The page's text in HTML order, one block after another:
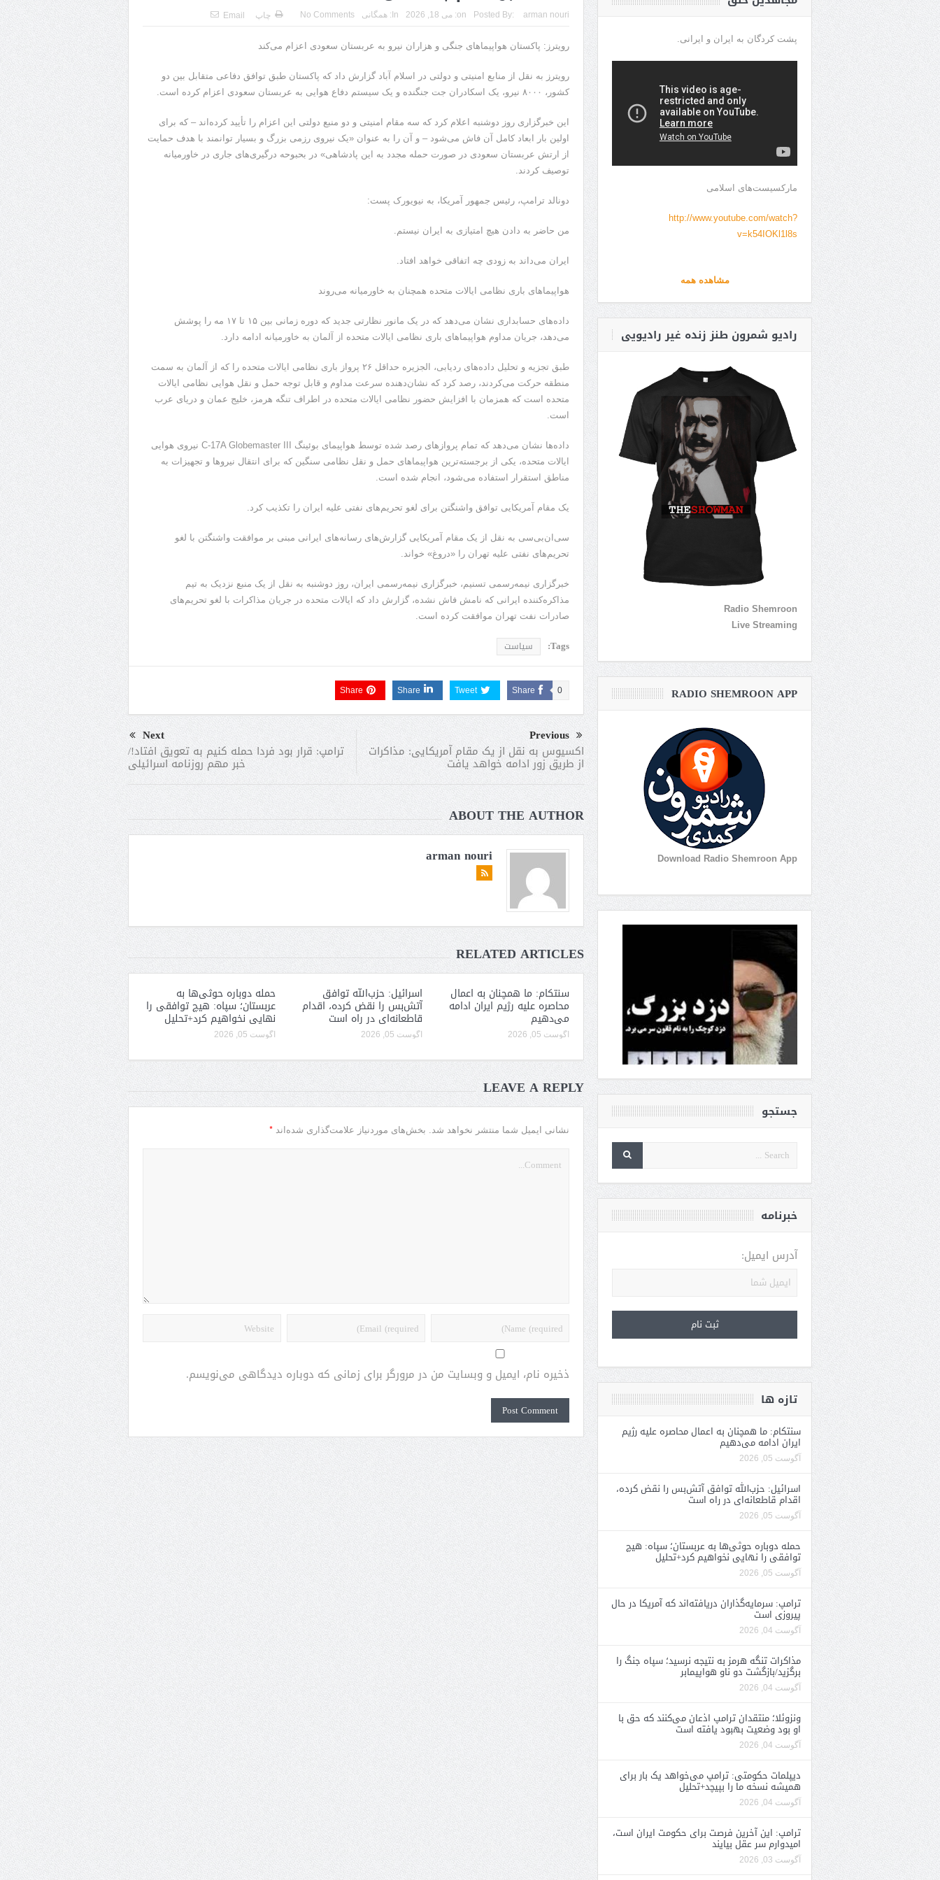
Posted By: arman nouri
on: می 18, 2026 In: همگانی No Comments چاپ Email
رویترز: پاکستان هواپیماهای جنگی و هزاران نیرو به عربستان سعودی اعزام می‌کند
رویترز به نقل از منابع امنیتی و دولتی در اسلام آباد گزارش داد که پاکستان طبق توافق دفاعی متقابل بین دو
کشور، ۸۰۰۰ نیرو، یک اسکادران جت جنگنده و یک سیستم دفاع هوایی به عربستان سعودی اعزام کرده است.
این خبرگزاری روز دوشنبه اعلام کرد که سه مقام امنیتی و دو منبع دولتی این اعزام را تأیید کرده‌اند – که برای
اولین بار ابعاد کامل آن فاش می‌شود – و آن را به عنوان «یک نیروی رزمی بزرگ و بسیار توانمند با هدف حمایت
از ارتش عربستان سعودی در صورت حمله مجدد به این پادشاهی» در بحبوحه درگیری‌های جاری در خاورمیانه
توصیف کردند.
دونالد ترامپ، رئیس جمهور آمریکا، به نیویورک پست:
من حاضر به دادن هیچ امتیازی به ایران نیستم.
ایران می‌داند به زودی چه اتفاقی خواهد افتاد.
هواپیماهای باری نظامی ایالات متحده همچنان به خاورمیانه می‌روند
داده‌های حسابداری نشان می‌دهد که در یک مانور نظارتی جدید که دوره زمانی بین ۱۵ تا ۱۷ مه را پوشش
می‌دهد، جریان مداوم هواپیماهای باری نظامی ایالات متحده از آلمان به خاورمیانه ادامه دارد.
طبق تجزیه و تحلیل داده‌های ردیابی، الجزیره حداقل ۲۶ پرواز باری نظامی ایالات متحده را که از آلمان به سمت
منطقه حرکت می‌کردند، رصد کرد که نشان‌دهنده سرعت مداوم و قابل توجه حمل و نقل هوایی نظامی ایالات
متحده است که همزمان با افزایش حضور نظامی ایالات متحده در اطراف تنگه هرمز، خلیج عمان و دریای عرب
است.
داده‌ها نشان می‌دهد که تمام پروازهای رصد شده توسط هواپیمای بوئینگ C-17A Globemaster III نیروی هوایی
ایالات متحده، یکی از برجسته‌ترین هواپیماهای حمل و نقل نظامی سنگین که برای انتقال نیروها و تجهیزات به
مناطق استقرار استفاده می‌شود، انجام شده است.
یک مقام آمریکایی توافق واشنگتن برای لغو تحریم‌های نفتی علیه ایران را تکذیب کرد.
سی‌ان‌بی‌سی به نقل از یک مقام آمریکایی گزارش‌های رسانه‌های ایرانی مبنی بر موافقت واشنگتن با لغو
تحریم‌های نفتی علیه تهران را «دروغ» خواند.
خبرگزاری نیمه‌رسمی تسنیم، خبرگزاری نیمه‌رسمی ایران، روز دوشنبه به نقل از یک منبع نزدیک به تیم
مذاکره‌کننده ایرانی که نامش فاش نشده، گزارش داد که ایالات متحده در جریان مذاکرات با لغو تحریم‌های
صادرات نفت تهران موافقت کرده است.
Tags: سیاست
Share 0
Tweet
Share
Share
Previous
اکسیوس به نقل از یک مقام آمریکایی: مذاکرات
از طریق زور ادامه خواهد یافت
Next
ترامپ: قرار بود فردا حمله کنیم به تعویق افتاد!/
خبر مهم روزنامه اسرائیلی
ABOUT THE AUTHOR
arman nouri
RELATED ARTICLES
سنتکام: ما همچنان به اعمال
محاصره علیه رژیم ایران ادامه
می‌دهیم
آگوست 05, 2026
اسرائیل: حزب‌الله توافق
آتش‌بس را نقض کرده، اقدام
قاطعانه‌ای در راه است
آگوست 05, 2026
حمله دوباره حوثی‌ها به
عربستان؛ سپاه: هیچ توافقی را
نهایی نخواهیم کرد+تحلیل
آگوست 05, 2026
LEAVE A REPLY
نشانی ایمیل شما منتشر نخواهد شد. بخش‌های موردنیاز علامت‌گذاری شده‌اند *
ذخیره نام، ایمیل و وبسایت من در مرورگر برای زمانی که دوباره دیدگاهی می‌نویسم.
پشت کردگان به ایران و ایرانی.
مارکسیست‌های اسلامی
http://www.youtube.com/watch?
v=k54IOKl1l8s
مشاهده همه
رادیو شمرون طنز زنده غیر رادیویی
Radio Shemroon
Live Streaming
RADIO SHEMROON APP
Download Radio Shemroon App
جستجو
خبرنامه
آدرس ایمیل:
تازه ها
سنتکام: ما همچنان به اعمال محاصره علیه رژیم
ایران ادامه می‌دهیم
آگوست 05, 2026
اسرائیل: حزب‌الله توافق آتش‌بس را نقض کرده،
اقدام قاطعانه‌ای در راه است
آگوست 05, 2026
حمله دوباره حوثی‌ها به عربستان؛ سپاه: هیچ
توافقی را نهایی نخواهیم کرد+تحلیل
آگوست 05, 2026
ترامپ: سرمایه‌گذاران دریافته‌اند که آمریکا در حال
پیروزی است
آگوست 04, 2026
مذاکرات تنگه هرمز به نتیجه نرسید؛ سپاه جنگ را
برگزید/بازگشت دو ناو هواپیمابر
آگوست 04, 2026
ونزوئلا؛ منتقدان ترامپ اذعان می‌کنند که حق با
او بود وضعیت بهبود یافته است
آگوست 04, 2026
دیپلمات حکومتی: ترامپ می‌خواهد یک بار برای
همیشه نسخه ما را بپیچد+تحلیل
آگوست 04, 2026
ترامپ: این آخرین فرصت برای حکومت ایران است،
امیدوارم سر عقل بیایند
آگوست 03, 2026